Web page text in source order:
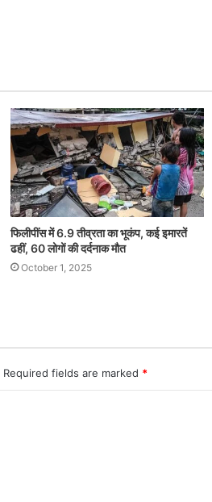
फिलीपींस में 6.9 तीव्रता का भूकंप, कई इमारतें
ढहीं, 60 लोगों की दर्दनाक मौत
October 1, 2025
Required fields are marked *